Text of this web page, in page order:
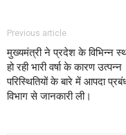
Previous article
मुख्यमंत्री ने प्रदेश के विभिन्न
हो रही भारी वर्षा के कारण उत्पन्न
परिस्थितियों के बारे में आपदा
विभाग से जानकारी ली।